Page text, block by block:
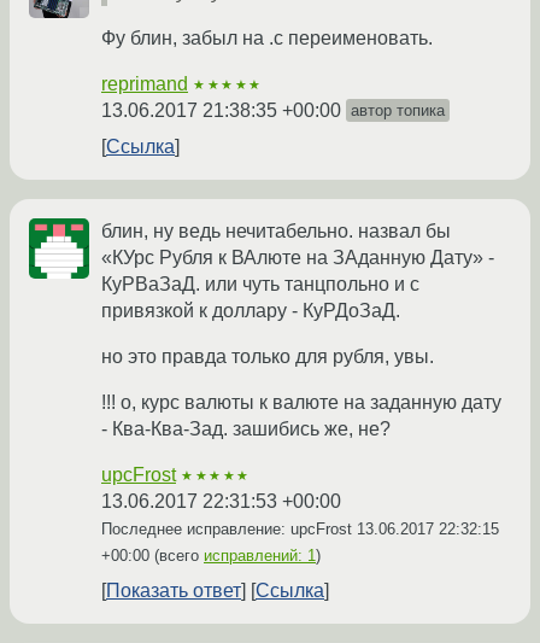
Фу блин, забыл на .c переименовать.
reprimand ★★★★★
13.06.2017 21:38:35 +00:00 автор топика
Ссылка
блин, ну ведь нечитабельно. назвал бы
«КУрс Рубля к ВАлюте на ЗАданную Дату» -
КуРВаЗаД. или чуть танцпольно и с
привязкой к доллару - КуРДоЗаД.
но это правда только для рубля, увы.
!!! о, курс валюты к валюте на заданную дату
- Ква-Ква-Зад. зашибись же, не?
upcFrost ★★★★★
13.06.2017 22:31:53 +00:00
Последнее исправление: upcFrost 13.06.2017 22:32:15
+00:00 (всего исправлений: 1)
Показать ответ Ссылка